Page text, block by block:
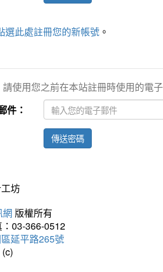
選此處註冊您的新帳號 。
使用您之前在本站註冊時使用的電
件：
傳送密碼
坊
網 版權所有
03-366-0512
延平路265號